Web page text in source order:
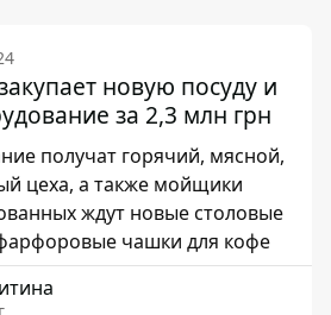
новую посуду и
за 2,3 млн грн
получат горячий, мясной,
цеха, а также мойщики
ждут новые столовые
чашки для кофе